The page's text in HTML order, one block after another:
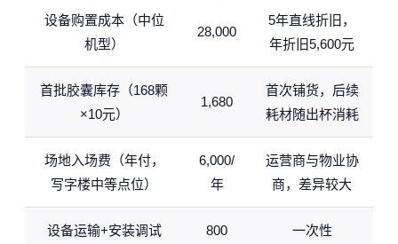
设备购置成本（中位
机型）
28,000
5年直线折旧，
年折旧5,600元
首批胶囊库存（168颗
×10元）
1,680
首次铺货，后续
耗材随出杯消耗
场地入场费（年付，
写字楼中等点位）
6,000/
年
运营商与物业协
商，差异较大
设备运输+安装调试 800 一次性